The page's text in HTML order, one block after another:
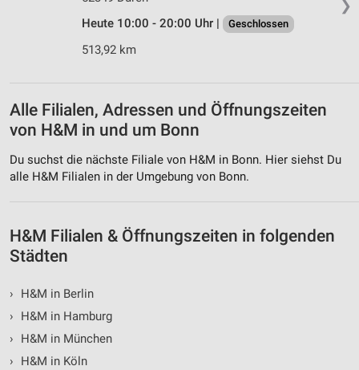
❯
Heute 10:00 - 20:00 Uhr |
Geschlossen
513,92 km
Alle Filialen, Adressen und Öffnungszeiten
von H&M in und um Bonn
Du suchst die nächste Filiale von H&M in Bonn. Hier siehst Du
alle H&M Filialen in der Umgebung von Bonn.
H&M Filialen & Öffnungszeiten in folgenden
Städten
›
H&M in Berlin
›
H&M in Hamburg
›
H&M in München
›
H&M in Köln